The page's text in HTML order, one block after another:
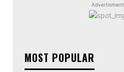
Advertisment
MOST POPULAR